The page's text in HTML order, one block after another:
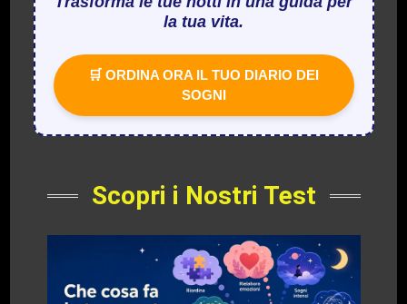
la tua vita.
🛒 ORDINA ORA IL TUO DIARIO DEI
SOGNI
Scopri i Nostri Test